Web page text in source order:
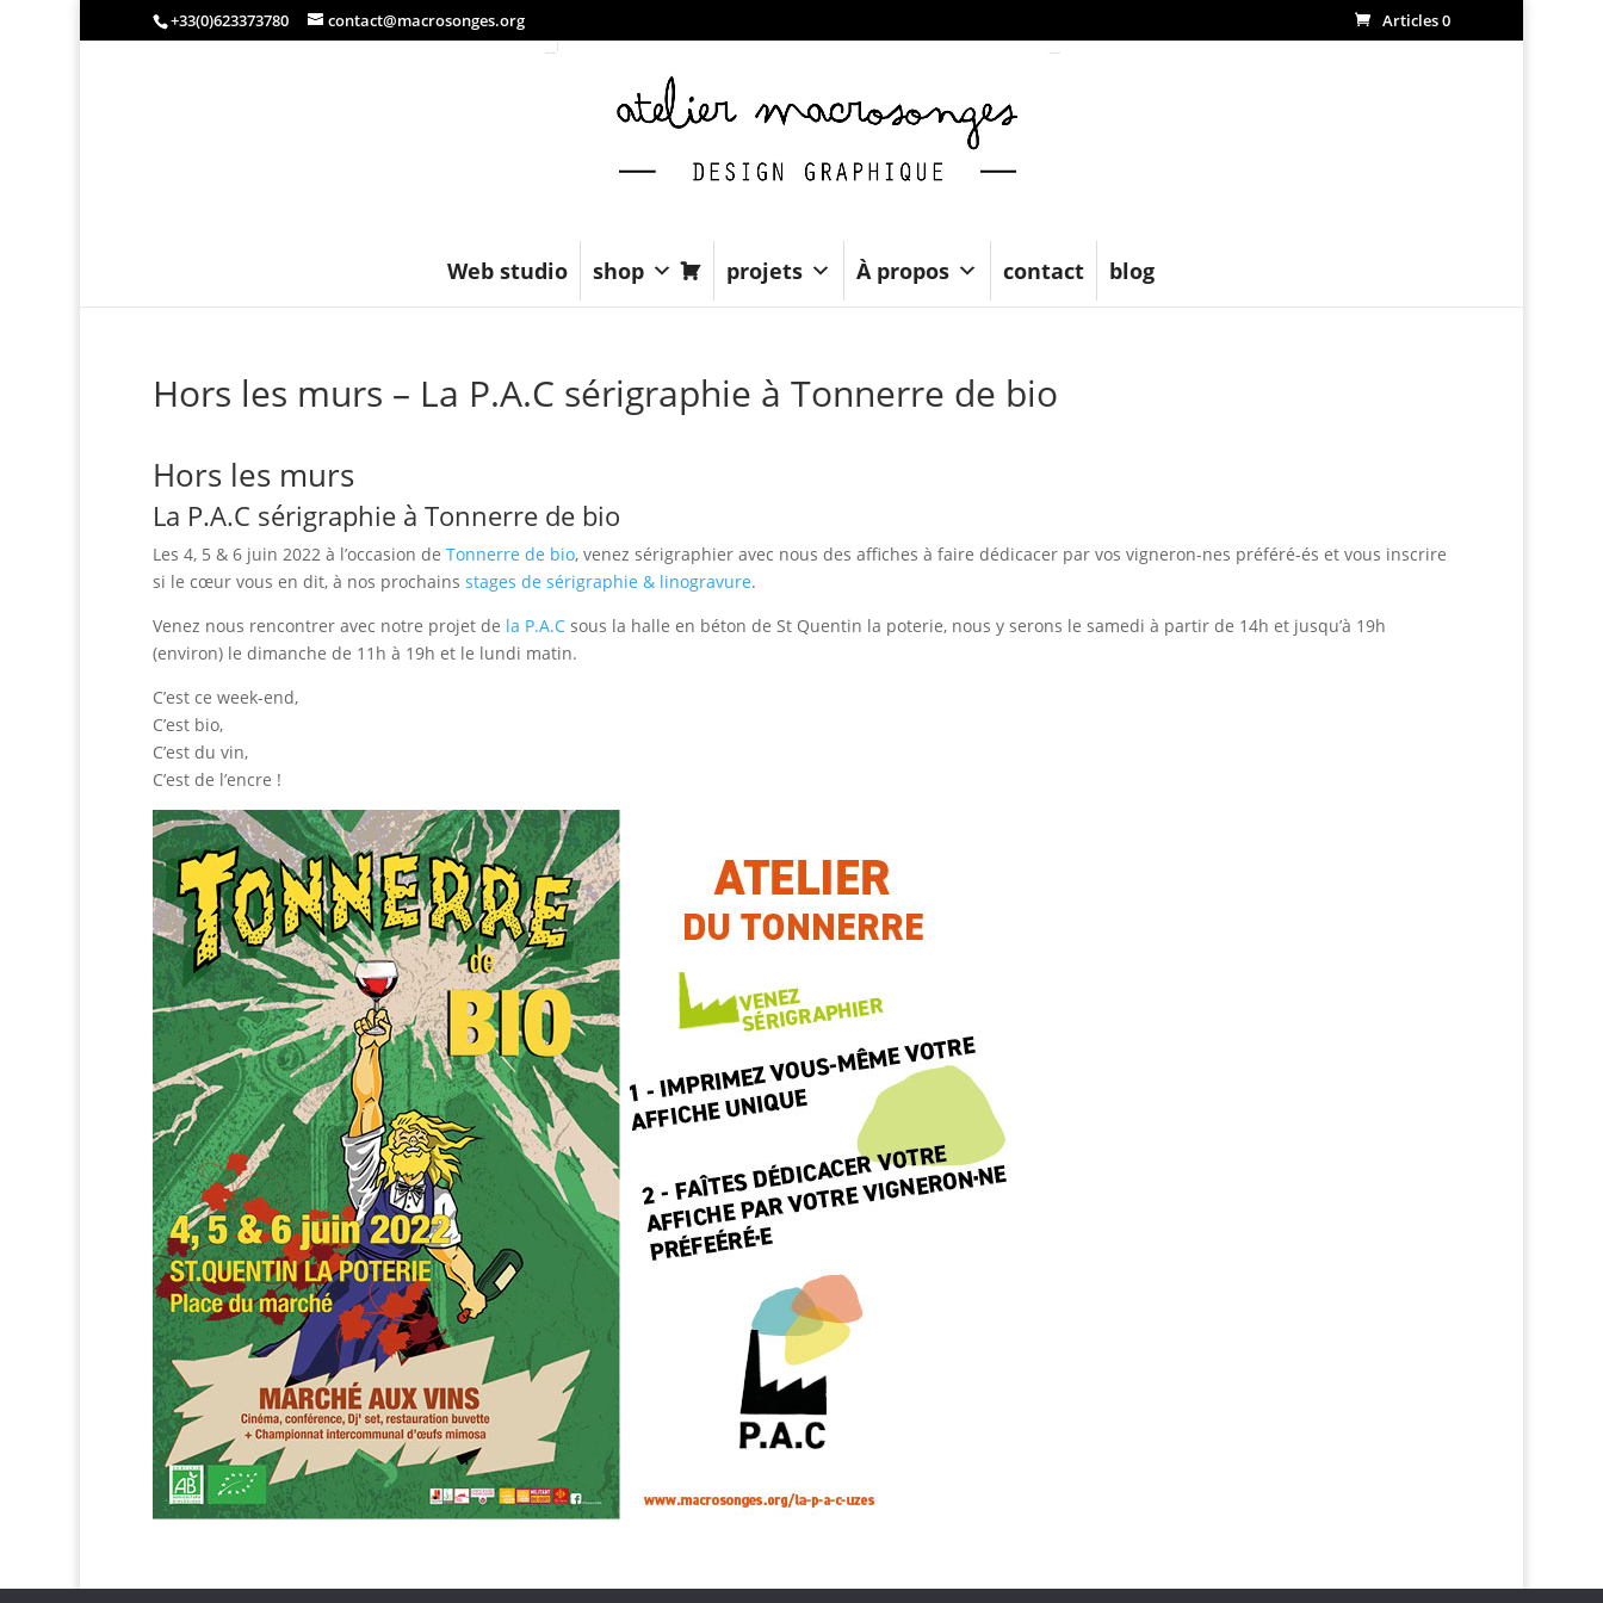
+33(0)623373780 contact@macrosonges.org Articles 0
Web studio shop projets À propos contact blog
Hors les murs – La P.A.C sérigraphie à Tonnerre de bio
Hors les murs
La P.A.C sérigraphie à Tonnerre de bio
Les 4, 5 & 6 juin 2022 à l’occasion de Tonnerre de bio, venez sérigraphier avec nous des affiches à faire dédicacer par vos vigneron-nes préféré-és et vous inscrire
si le cœur vous en dit, à nos prochains stages de sérigraphie & linogravure.
Venez nous rencontrer avec notre projet de la P.A.Csous la halle en béton de St Quentin la poterie, nous y serons le samedi à partir de 14h et jusqu’à 19h
(environ) le dimanche de 11h à 19h et le lundi matin.
C’est ce week-end,
C’est bio,
C’est du vin,
C’est de l’encre !